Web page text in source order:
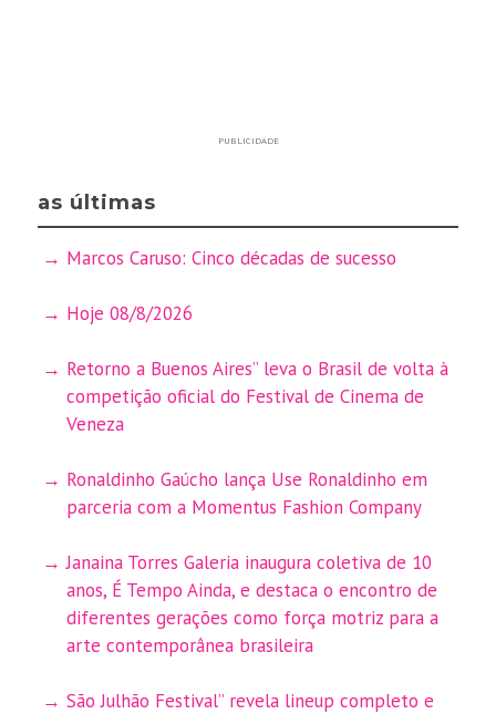
PUBLICIDADE
as últimas
Marcos Caruso: Cinco décadas de sucesso
Hoje 08/8/2026
Retorno a Buenos Aires” leva o Brasil de volta à
competição oficial do Festival de Cinema de
Veneza
Ronaldinho Gaúcho lança Use Ronaldinho em
parceria com a Momentus Fashion Company
Janaina Torres Galeria inaugura coletiva de 10
anos, É Tempo Ainda, e destaca o encontro de
diferentes gerações como força motriz para a
arte contemporânea brasileira
São Julhão Festival” revela lineup completo e